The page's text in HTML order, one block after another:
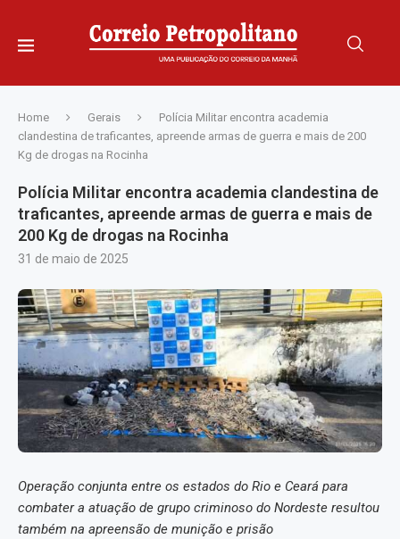
Home Gerais
Polícia Militar encontra academia
clandestina de traficantes, apreende armas de guerra e mais de 200
Kg de drogas na Rocinha
Polícia Militar encontra academia clandestina de
traficantes, apreende armas de guerra e mais de
200 Kg de drogas na Rocinha
31 de maio de 2025
Operação conjunta entre os estados do Rio e Ceará para
combater a atuação de grupo criminoso do Nordeste resultou
também na apreensão de munição e prisão